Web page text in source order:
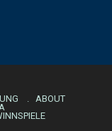
ABOUT